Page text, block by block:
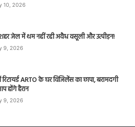
10, 2026
जेल में थम नहीं रही अवैध वसूली और उत्पीड़न!
9, 2026
ARTO के घर विजिलेंस का छापा, बरामदगी
होंगे हैरान
9, 2026